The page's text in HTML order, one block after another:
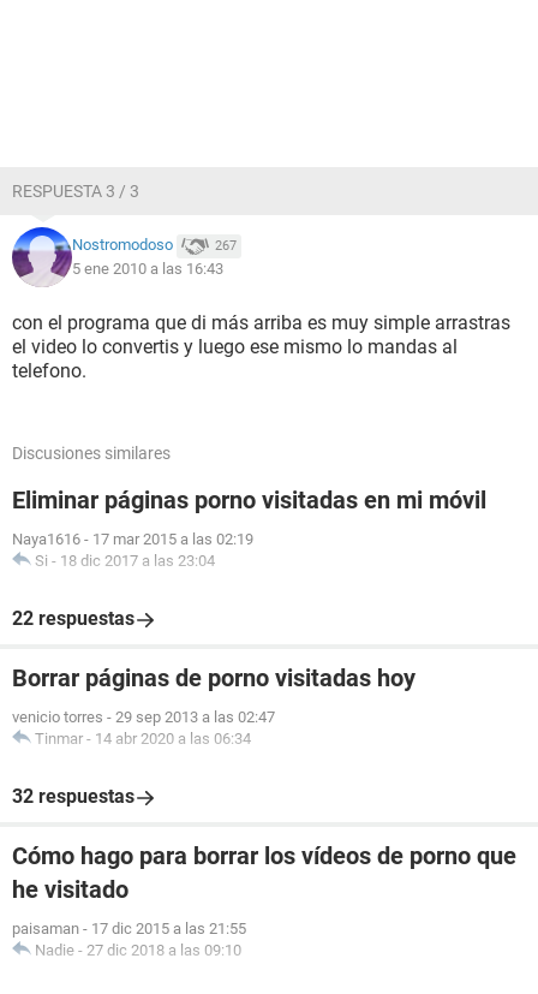
RESPUESTA 3 / 3
Nostromodoso 267
5 ene 2010 a las 16:43
con el programa que di más arriba es muy simple arrastras
el video lo convertis y luego ese mismo lo mandas al
telefono.
Discusiones similares
Eliminar páginas porno visitadas en mi móvil
Naya1616 - 17 mar 2015 a las 02:19
Si - 18 dic 2017 a las 23:04
22 respuestas
Borrar páginas de porno visitadas hoy
venicio torres - 29 sep 2013 a las 02:47
Tinmar - 14 abr 2020 a las 06:34
32 respuestas
Cómo hago para borrar los vídeos de porno que
he visitado
paisaman - 17 dic 2015 a las 21:55
Nadie - 27 dic 2018 a las 09:10